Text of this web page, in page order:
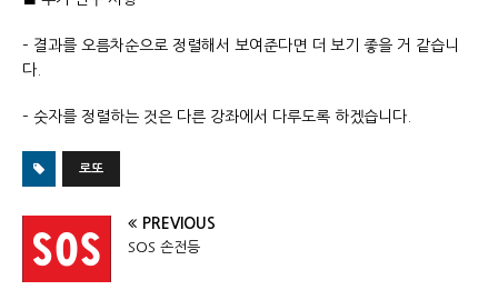
– 결과를 오름차순으로 정렬해서 보여준다면 더 보기 좋을 거 같습니
다.
– 숫자를 정렬하는 것은 다른 강좌에서 다루도록 하겠습니다.
로또
PREVIOUS
SOS 손전등